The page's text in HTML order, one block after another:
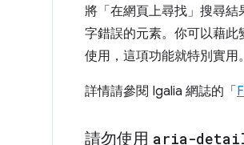
將「在網頁上尋找」 搜尋結
字錯誤的元素。你可以藉
使用，這項功能就特別實用。
詳情請參閱 Igalia 網誌的「
請勿使用 aria-